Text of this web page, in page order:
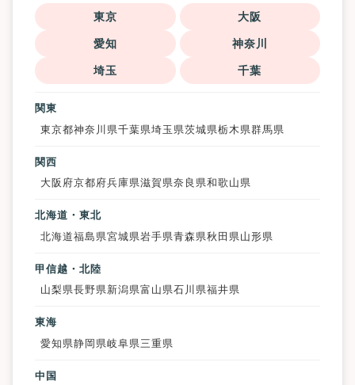
東京 大阪
愛知 神奈川
埼玉 千葉
関東
東京都神奈川県千葉県埼玉県茨城県栃木県群馬県
関西
大阪府京都府兵庫県滋賀県奈良県和歌山県
北海道・東北
北海道福島県宮城県岩手県青森県秋田県 山形県
甲信越・北陸
山梨県長野県新潟県富山県石川県福井県
東海
愛知県静岡県岐阜県 三重県
中国